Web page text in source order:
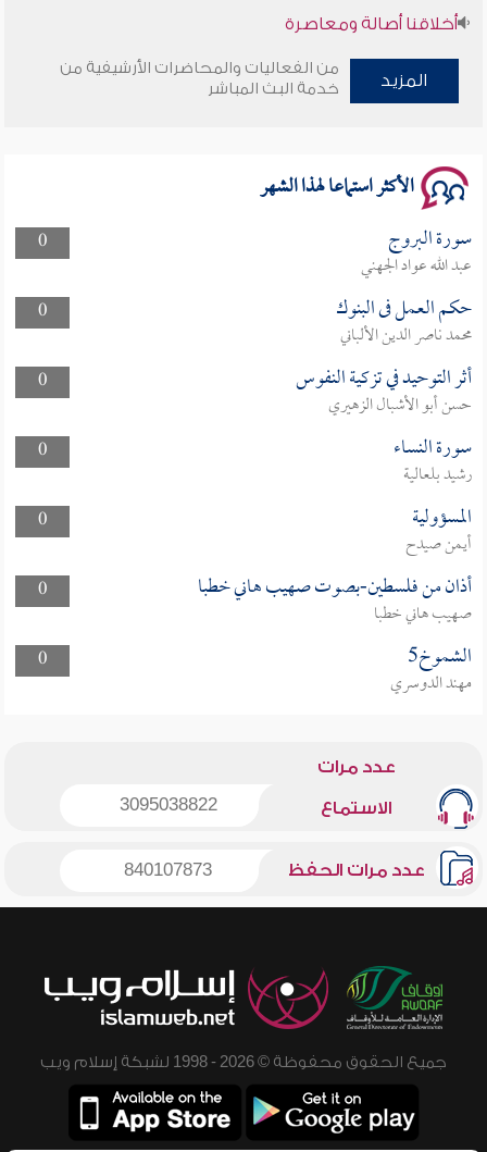
أخلاقنا أصالة ومعاصرة
وأمنهم من خوف 9
المزيد
من الفعاليات والمحاضرات الأرشيفية من
خدمة البث المباشر
الأكثر استماعا لهذا الشهر
0 سورة البروج
عبد الله عواد الجهني
0
حكم العمل فى البنوك
محمد ناصر الدين الألباني
0
أثر التوحيد في تزكية النفوس
حسن أبو الأشبال الزهيري
0
سورة النساء
رشيد بلعالية
0
المسؤولية
أيمن صيدح
0
أذان من فلسطين-بصوت صهيب هاني خطبا
صهيب هاني خطبا
0
الشموخ5
مهند الدوسري
عدد مرات
الاستماع 3095038822
عدد مرات الحفظ 840107873
جميع الحقوق محفوظة © 2026 - 1998 لشبكة إسلام ويب